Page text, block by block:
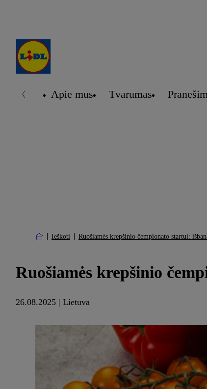
Apie mus Tvarumas
Ieškoti Ruošiamės krepšinio čempionato startui:
Ruošiamės krepšinio
26.08.2025 | Lietuva